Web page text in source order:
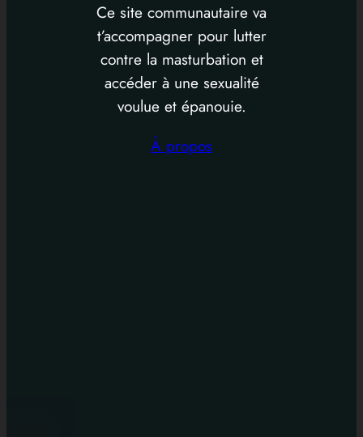
Ce site communautaire va
t’accompagner pour lutter
contre la masturbation et
accéder à une sexualité
voulue et épanouie.
À propos